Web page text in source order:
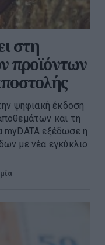
στη
προϊόντων
ψηφιακή έκδοση
και τη
εξέδωσε η
με νέα εγκύκλιο